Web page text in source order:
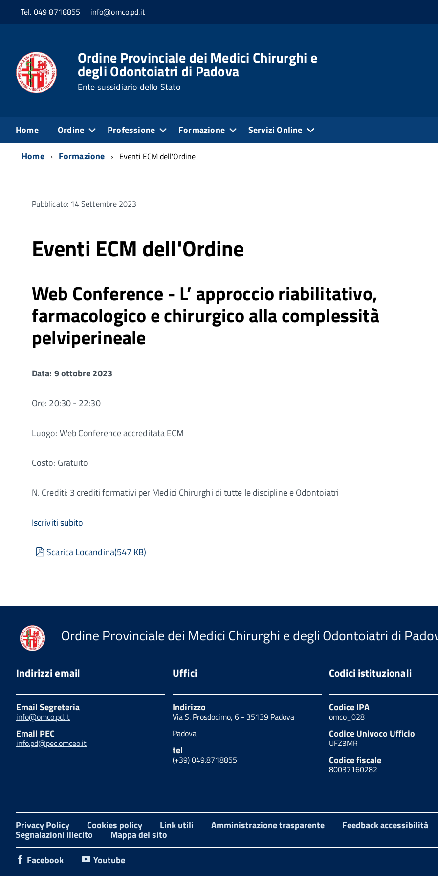
Tel. 049 8718855 info@omco.pd.it
Ordine Provinciale dei Medici Chirurghi e
degli Odontoiatri di Padova
Ente sussidiario dello Stato
Home Ordine Professione Formazione
Servizi Online
Home
Formazione Eventi ECM dell'Ordine
Pubblicato: 14 Settembre 2023
Eventi ECM dell'Ordine
Web Conference - L’ approccio riabilitativo,
farmacologico e chirurgico alla complessità
pelviperineale
Data: 9 ottobre 2023
Ore: 20:30 - 22:30
Luogo: Web Conference accreditata ECM
Costo: Gratuito
N. Crediti: 3 crediti formativi per Medici Chirurghi di tutte le discipline e Odontoiatri
Iscriviti subito
pdf
Scarica Locandina(547 KB)
Ordine Provinciale dei Medici Chirurghi e degli Odontoiatri di
Indirizzi email
Email Segreteria
info@omco.pd.it
Email PEC
info.pd@pec.omceo.it
Uffici
Indirizzo
Via S. Prosdocimo, 6 - 35139 Padova
Padova
tel
(+39) 049.8718855
Codici istituzionali
Codice IPA
omco_028
Codice Univoco Ufficio
UFZ3MR
Codice fiscale
80037160282
Privacy Policy Cookies policy Link utili Amministrazione trasparente Feedback accessibilità
Segnalazioni illecito
Mappa del sito
Facebook
Youtube